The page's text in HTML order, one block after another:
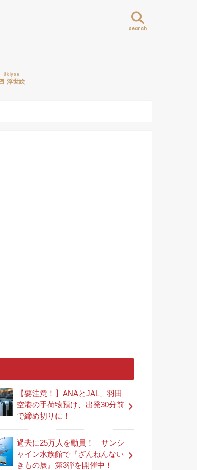
search
Ukiyoe
浮世絵
【要注意！】ANAとJAL、羽田
空港の手荷物預け、出発30分前
で締め切りに！
過去に25万人を動員！ サンシ
ャイン水族館で『ざんねんない
きもの展』第3弾を開催中！